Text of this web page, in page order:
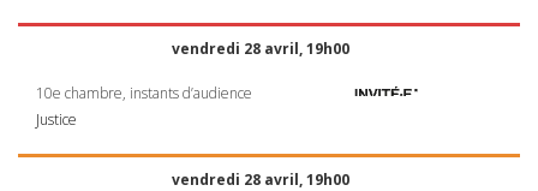
vendredi 28 avril, 19h00
10e chambre, instants d’audience
Justice
vendredi 28 avril, 19h00